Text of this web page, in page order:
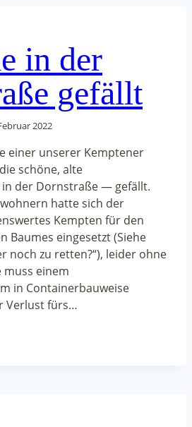
in der
gefällt
2022
einer unserer Kemptener
schöne, alte
der Dornstraße — gefällt.
hatte sich der
Kempten für den
Baumes eingesetzt (Siehe
noch zu retten?“), leider ohne
muss einem
in Containerbauweise
Verlust fürs…